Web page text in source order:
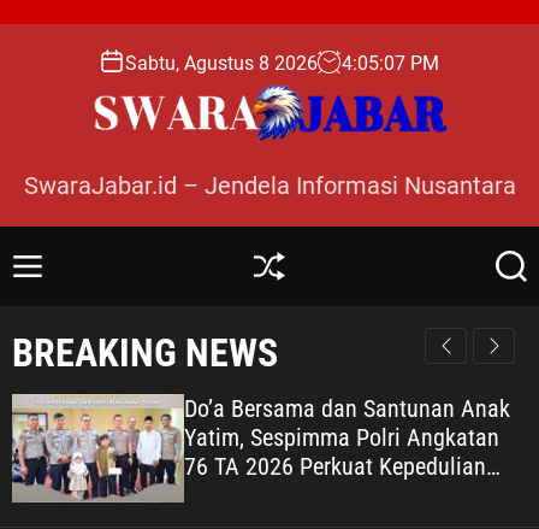
o
Sabtu, Agustus 8 2026 4:05:08 PM
SwaraJabar.id – Jendela Informasi Nusantara
M
u
S
ff
S
r
h
BREAKING NEWS
Do’a Bersama dan Santunan Anak
Yatim, Sespimma Polri Angkatan
76 TA 2026 Perkuat Kepedulian
Sosial